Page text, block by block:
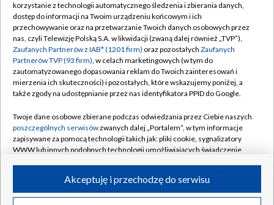
TVP
Abonament TVP
Emisja w TVP
Centrum informacji TVP
Naziemna Telewizja Cyfrowa
Rada Programowa
System NOS
Informacje o nadawcy
Program dla prasy
Regulamin TVP
Polityka prywatności
Moje zgody
Pomoc
Kontakt
Kanały
©2026 Telewizja Polska S.A. w likwidacji
korzystanie z technologii automatycznego śledzenia i zbierania danych,
dostęp do informacji na Twoim urządzeniu końcowym i ich
przechowywanie oraz na przetwarzanie Twoich danych osobowych przez
nas, czyli Telewizję Polską S.A. w likwidacji (zwaną dalej również „TVP”),
Zaufanych Partnerów z IAB* (1201 firm) oraz pozostałych Zaufanych
Partnerów TVP (93 firm), w celach marketingowych (w tym do
zautomatyzowanego dopasowania reklam do Twoich zainteresowań i
mierzenia ich skuteczności) i pozostałych, które wskazujemy poniżej, a
także zgody na udostępnianie przez nas identyfikatora PPID do Google.
Twoje dane osobowe zbierane podczas odwiedzania przez Ciebie naszych
poszczególnych serwisówzwanych dalej „Portalem”, w tym informacje
zapisywane za pomocą technologii takich jak: pliki cookie, sygnalizatory
WWW lub innych podobnych technologii umożliwiających świadczenie
ruchu w Internecie.Akceptuję i przechodzę do serwisu